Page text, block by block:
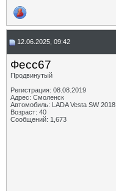
12.06.2025, 09:42
Фесс67
Продвинутый
Регистрация: 08.08.2019
Адрес: Смоленск
Автомобиль: LADA Vesta SW 2018
Возраст: 40
Сообщений: 1,673